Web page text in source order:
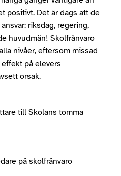
positivt. Det är dags att de
riksdag, regering,
huvudmän! Skolfrånvaro
nivåer, eftersom missad
på elevers
orsak.
till Skolans tomma
på skolfrånvaro